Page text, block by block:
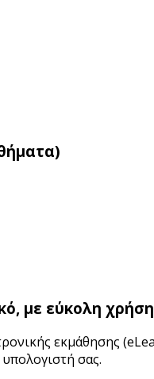
με εύκολη
εκμάθησης
σας.